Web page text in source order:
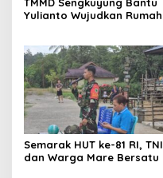
TMMD Sengkuyung Bantu
Yulianto Wujudkan Rumah
Semarak HUT ke-81 RI, TNI
dan Warga Mare Bersatu